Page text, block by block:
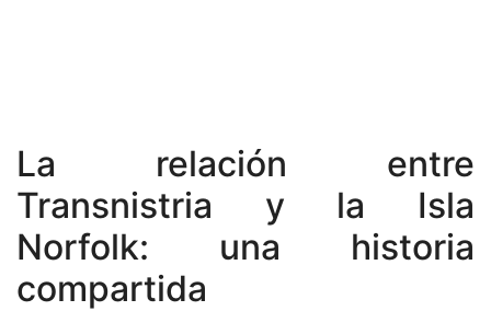
La relación entre
Transnistria y la Isla
Norfolk: una historia
compartida